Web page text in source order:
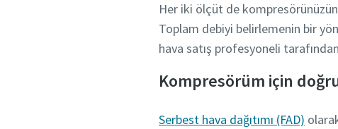
Her iki ölçüt de kompresörünüzün
Toplam debiyi belirlemenin bir
hava satış profesyoneli
Kompresörüm için
Serbest hava dağıtımı (FAD)